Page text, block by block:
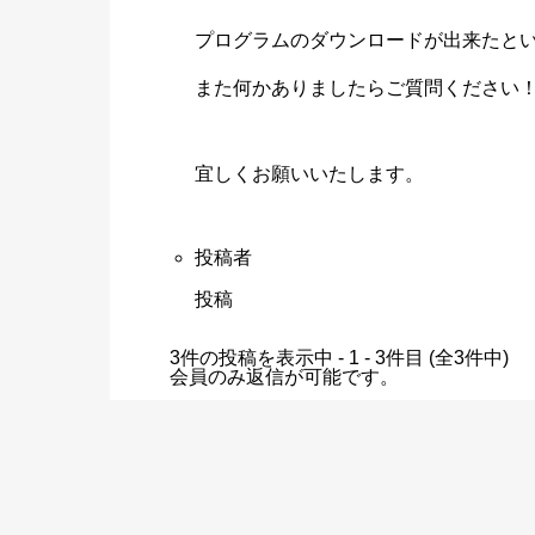
プログラムのダウンロードが出来たと
また何かありましたらご質問ください！
宜しくお願いいたします。
投稿者
投稿
3件の投稿を表示中 - 1 - 3件目 (全3件中)
会員のみ返信が可能です。